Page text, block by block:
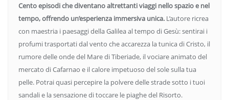
Cento episodi che diventano altrettanti viaggi nello spazio e nel
tempo, offrendo un’esperienza immersiva unica. L’autore ricrea
con maestria i paesaggi della Galilea al tempo di Gesù: sentirai i
profumi trasportati dal vento che accarezza la tunica di Cristo, il
rumore delle onde del Mare di Tiberiade, il vociare animato del
mercato di Cafarnao e il calore impetuoso del sole sulla tua
pelle. Potrai quasi percepire la polvere delle strade sotto i tuoi
sandali e la sensazione di toccare le piaghe del Risorto.